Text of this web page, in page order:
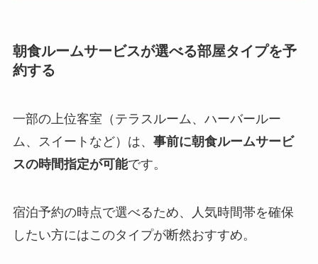
朝食ルームサービスが選べる部屋タイプを予
約する
一部の上位客室（テラスルーム、ハーバールー
ム、スイートなど）は、 事前に朝食ルームサービ
スの時間指定が可能です。
宿泊予約の時点で選べるため、人気時間帯を確保
したい方にはこのタイプが断然おすすめ。